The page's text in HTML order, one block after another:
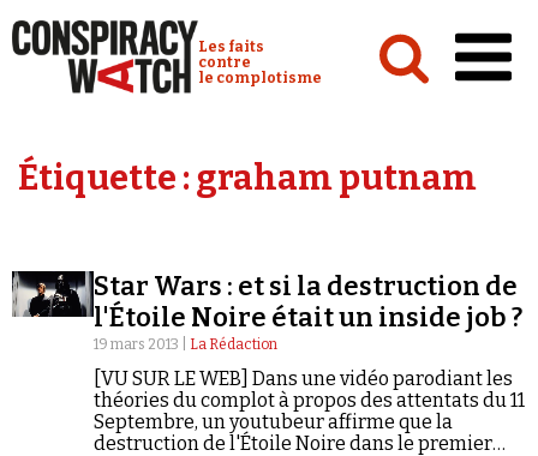
Conspiracy Watch :
Les faits
contre
le complotisme
Analyses
Vidéos
Émissions
Revues de presse
Étiquette :graham putnam
Star Wars : et si la destruction de
l'Étoile Noire était un inside job ?
19 mars 2013 | La Rédaction
[VU SUR LE WEB] Dans une vidéo parodiant les
théories du complot à propos des attentats du 11
Septembre, un youtubeur affirme que la
destruction de l'Étoile Noire dans le premier